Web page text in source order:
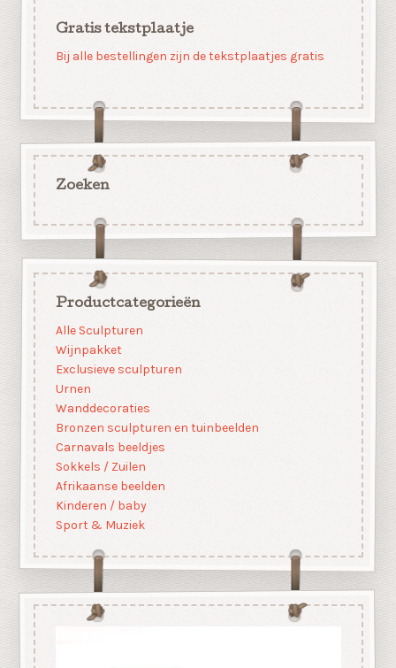
Gratis tekstplaatje
Bij alle bestellingen zijn de tekstplaatjes gratis
Zoeken
Productcategorieën
Alle Sculpturen
Wijnpakket
Exclusieve sculpturen
Urnen
Wanddecoraties
Bronzen sculpturen en tuinbeelden
Carnavals beeldjes
Sokkels / Zuilen
Afrikaanse beelden
Kinderen / baby
Sport & Muziek